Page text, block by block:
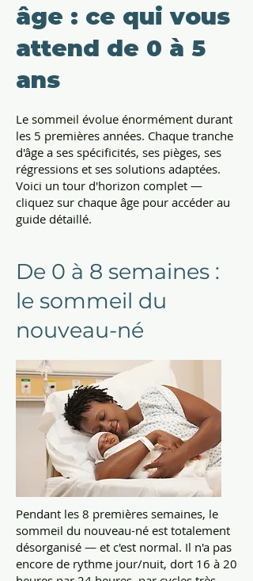
âge : ce qui vous
attend de 0 à 5
ans
Le sommeil évolue énormément durant
les 5 premières années. Chaque tranche
d'âge a ses spécificités, ses pièges, ses
régressions et ses solutions adaptées.
Voici un tour d'horizon complet —
cliquez sur chaque âge pour accéder au
guide détaillé.
De 0 à 8 semaines :
le sommeil du
nouveau-né
Pendant les 8 premières semaines, le
sommeil du nouveau-né est totalement
désorganisé — et c'est normal. Il n'a pas
encore de rythme jour/nuit, dort 16 à 20